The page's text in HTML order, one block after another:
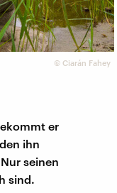
© ​Ciarán Fahey
er
ihn
seinen
sind.